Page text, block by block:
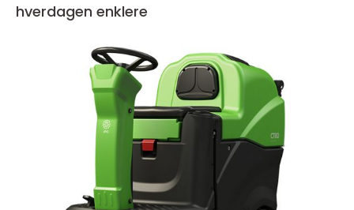
hverdagen enklere